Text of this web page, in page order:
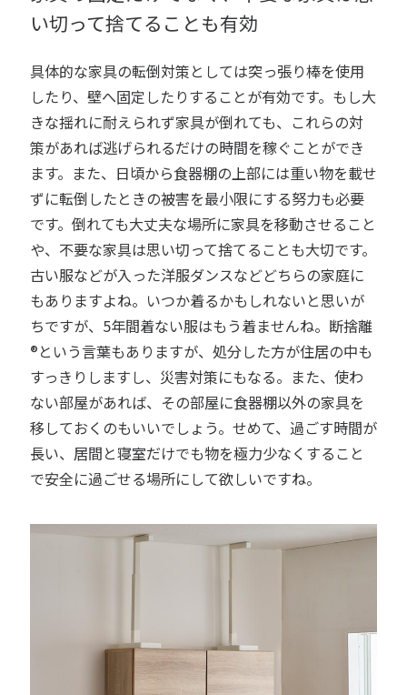
い切って捨てることも有効
具体的な家具の転倒対策としては突っ張り棒を使用
したり、壁へ固定したりすることが有効です。もし大
きな揺れに耐えられず家具が倒れても、これらの対
策があれば逃げられるだけの時間を稼ぐことができ
ます。また、日頃から食器棚の上部には重い物を載せ
ずに転倒したときの被害を最小限にする努力も必要
です。倒れても大丈夫な場所に家具を移動させること
や、不要な家具は思い切って捨てることも大切です。
古い服などが入った洋服ダンスなどどちらの家庭に
もありますよね。いつか着るかもしれないと思いが
ちですが、5年間着ない服はもう着ませんね。断捨離
®という言葉もありますが、処分した方が住居の中も
すっきりしますし、災害対策にもなる。また、使わ
ない部屋があれば、その部屋に食器棚以外の家具を
移しておくのもいいでしょう。せめて、過ごす時間が
長い、居間と寝室だけでも物を極力少なくすること
で安全に過ごせる場所にして欲しいですね。